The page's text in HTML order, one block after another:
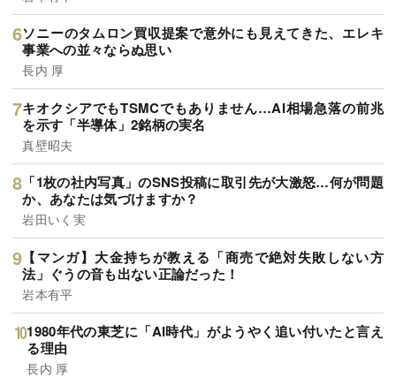
ソニーのタムロン買収提案で意外にも見えてきた、エレキ
事業への並々ならぬ思い
長内 厚
キオクシアでもTSMCでもありません…AI相場急落の前兆
を示す「半導体」2銘柄の実名
真壁昭夫
「1枚の社内写真」のSNS投稿に取引先が大激怒…何が問題
か、あなたは気づけますか？
岩田いく実
【マンガ】大金持ちが教える「商売で絶対失敗しない方
法」ぐうの音も出ない正論だった！
岩本有平
1980年代の東芝に「AI時代」がようやく追い付いたと言え
る理由
長内 厚